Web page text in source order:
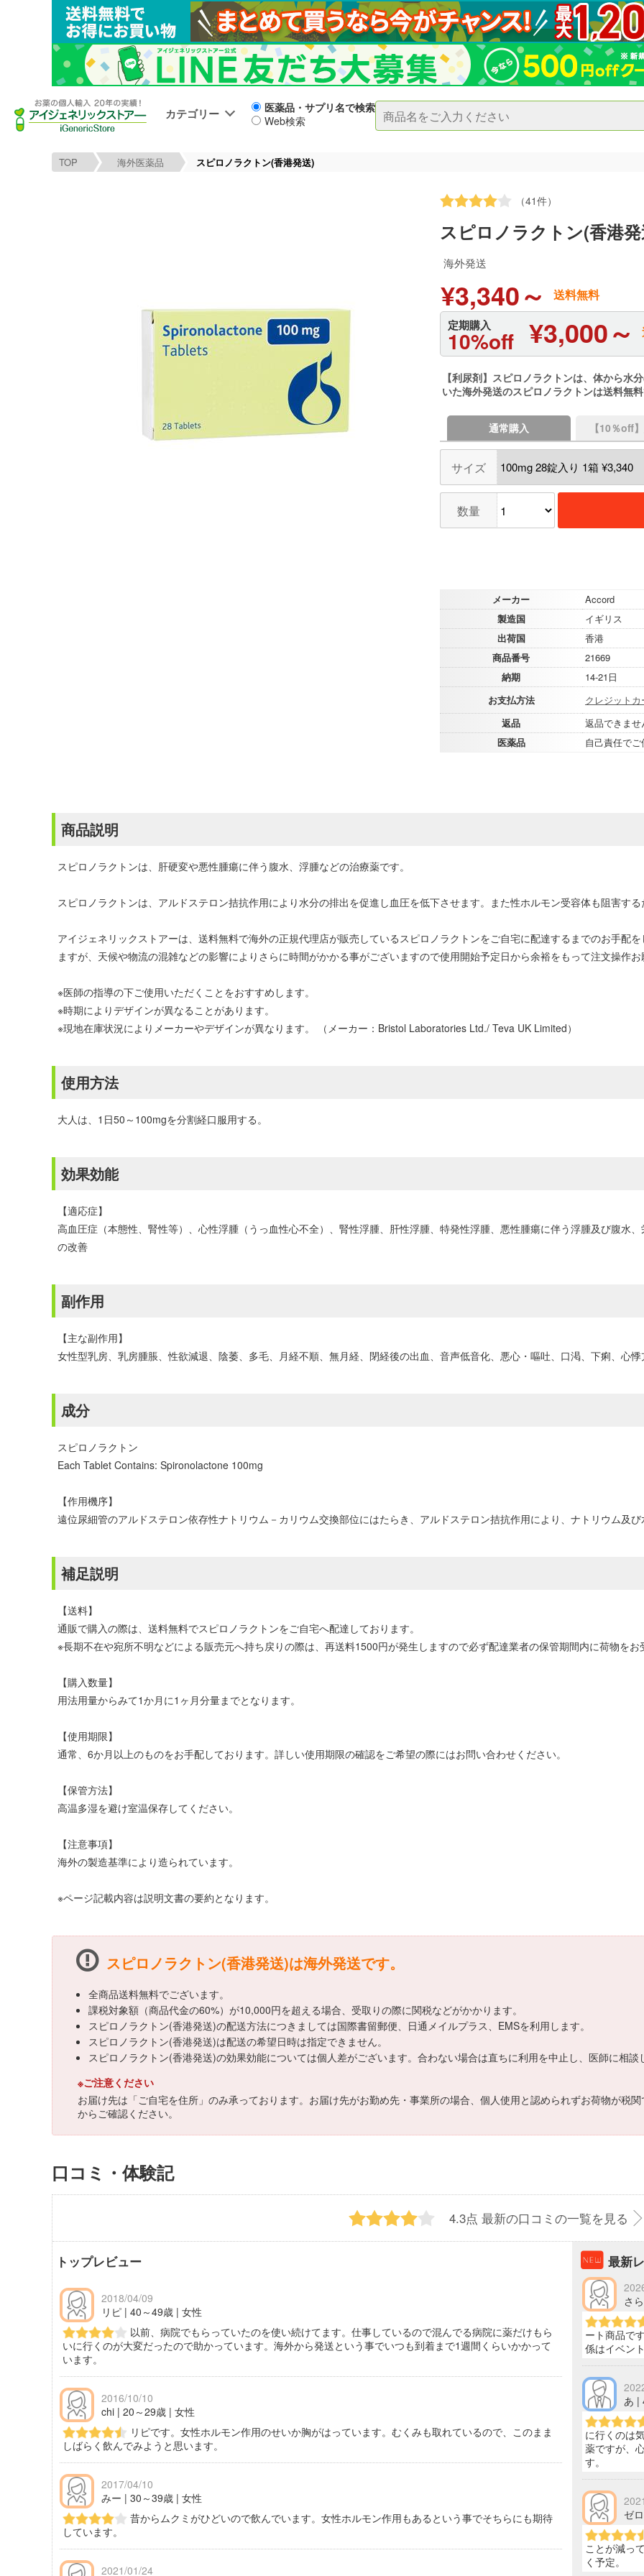
カテゴリー
医薬品・サプリ名で検索
Web検索
TOP 海外医薬品 スピロノラクトン(香港発送)
（41件）
スピロノラクトン(香港
海外発送
¥3,340～ 送料無料
定期購入
10%off ¥3,000～
【利尿剤】スピロノラクトンは、体から水
いた海外発送のスピロノラクトンは送料無料
通常購入 【10％off
サイズ
数量
メーカー
Accord
製造国
イギリス
出荷国
香港
商品番号
21669
納期
14-21日
お支払方法
クレジットカ
返品
返品できま
医薬品
自己責任で
商品説明
スピロノラクトンは、肝硬変や悪性腫瘍に伴う腹水、浮腫などの治療薬です。
スピロノラクトンは、アルドステロン拮抗作用により水分の排出を促進し血圧を低下させます。また性ホルモン受容体も阻害す
アイジェネリックストアーは、送料無料で海外の正規代理店が販売しているスピロノラクトンをご自宅に配達するまでのお手配
ますが、天候や物流の混雑などの影響によりさらに時間がかかる事がございますので使用開始予定日から余裕をもって注文操作お
※医師の指導の下ご使用いただくことをおすすめします。
※時期によりデザインが異なることがあります。
※現地在庫状況によりメーカーやデザインが異なります。 （メーカー：Bristol Laboratories Ltd./ Teva UK Limited）
使用方法
大人は、1日50～100mgを分割経口服用する。
効果効能
【適応症】
高血圧症（本態性、腎性等）、心性浮腫（うっ血性心不全）、腎性浮腫、肝性浮腫、特発性浮腫、悪性腫瘍に伴う浮腫及び腹水
の改善
副作用
【主な副作用】
女性型乳房、乳房腫脹、性欲減退、陰萎、多毛、月経不順、無月経、閉経後の出血、音声低音化、悪心・嘔吐、口渇、下痢、心悸
成分
スピロノラクトン
Each Tablet Contains: Spironolactone 100mg
【作用機序】
遠位尿細管のアルドステロン依存性ナトリウム－カリウム交換部位にはたらき、アルドステロン拮抗作用により、ナトリウム及
補足説明
【送料】
通販で購入の際は、送料無料でスピロノラクトンをご自宅へ配達しております。
※長期不在や宛所不明などによる販売元へ持ち戻りの際は、再送料1500円が発生しますので必ず配達業者の保管期間内に荷物をお
【購入数量】
用法用量からみて1か月に1ヶ月分量までとなります。
【使用期限】
通常、6か月以上のものをお手配しております。詳しい使用期限の確認をご希望の際にはお問い合わせください。
【保管方法】
高温多湿を避け室温保存してください。
【注意事項】
海外の製造基準により造られています。
※ページ記載内容は説明文書の要約となります。
スピロノラクトン(香港発送)は海外発送です。
全商品送料無料でございます。
課税対象額（商品代金の60%）が10,000円を超える場合、受取りの際に関税などがかかります。
スピロノラクトン(香港発送)の配送方法につきましては国際書留郵便、日通メイルプラス、EMSを利用します。
スピロノラクトン(香港発送)は配送の希望日時は指定できません。
スピロノラクトン(香港発送)の効果効能については個人差がございます。合わない場合は直ちに利用を中止し、医師に相談
※ご注意ください
お届け先は「ご自宅を住所」のみ承っております。お届け先がお勤め先・事業所の場合、個人使用と認められずお荷物が税
からご確認ください。
口コミ・体験記
4.3点 最新の口コミの一覧を見る
トップレビュー
2018/04/09
リピ | 40～49歳 | 女性
以前、病院でもらっていたのを使い続けてます。仕事しているので混んでる病院に薬だけもら
いに行くのが大変だったので助かっています。海外から発送という事でいつも到着まで1週間くらいかかって
います。
2016/10/10
chi | 20～29歳 | 女性
リピです。女性ホルモン作用のせいか胸がはっています。むくみも取れているので、このまま
しばらく飲んでみようと思います。
2017/04/10
みー | 30～39歳 | 女性
昔からムクミがひどいので飲んでいます。女性ホルモン作用もあるという事でそちらにも期待
しています。
2021/01/24
最新
さ
ート商品で
係はイベン
あ |
に行くのは
薬ですが、
す。
ゼ
ことが減っ
く予定。